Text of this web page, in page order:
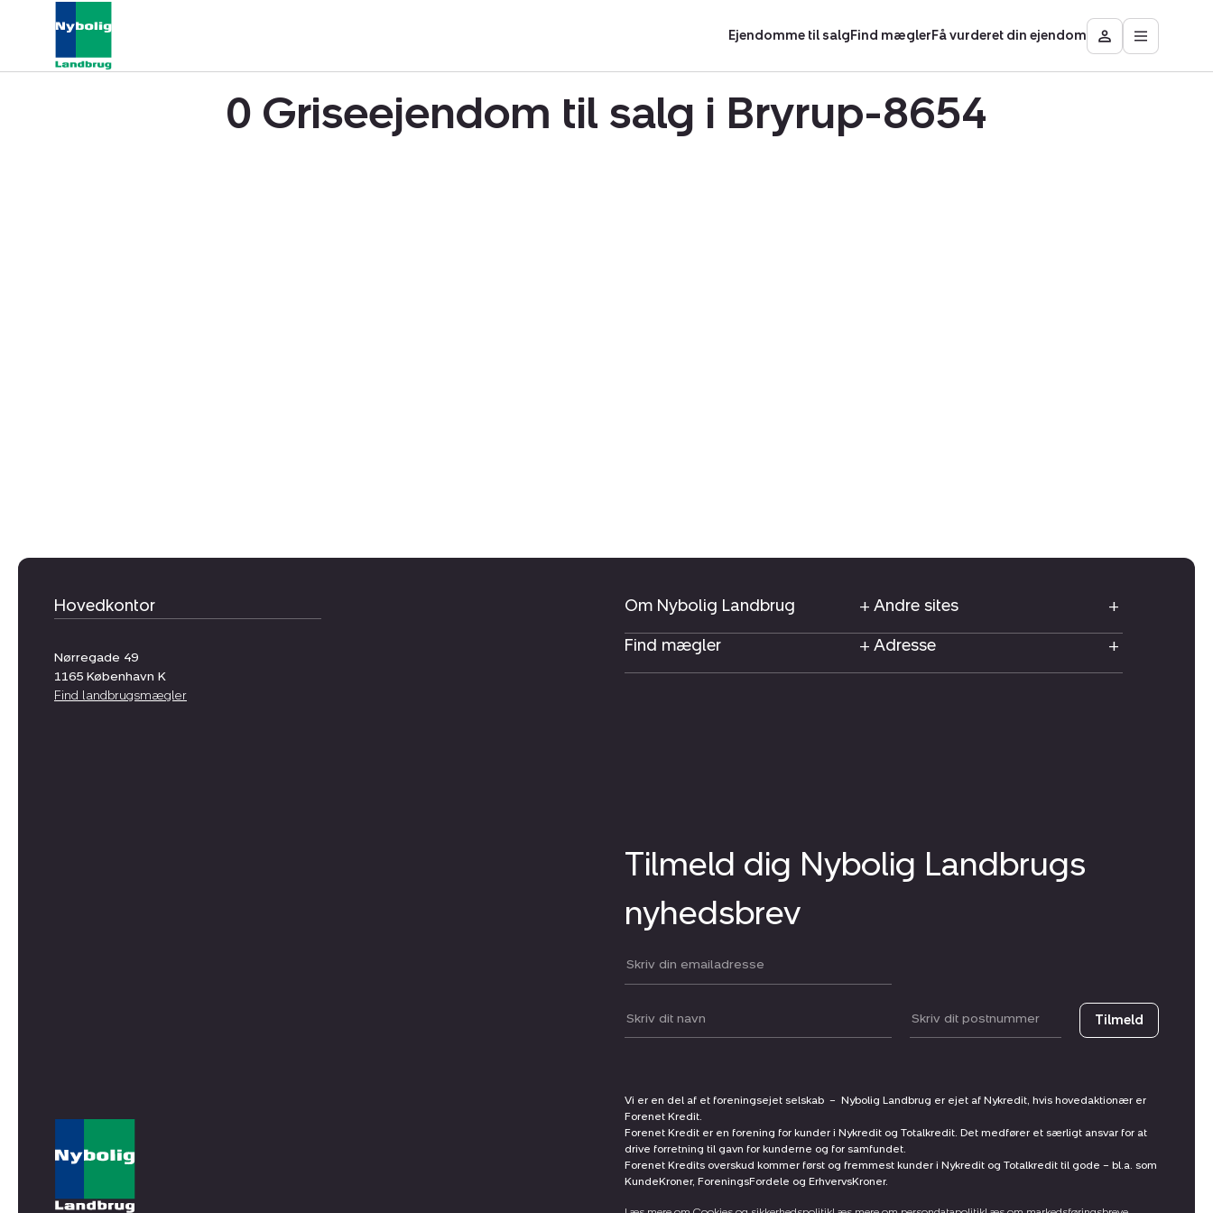
Ejendomme til salgFind mæglerFå vurderet din ejendom
Besøg
Mit
Åbn
0 Griseejendom til salg i Bryrup-8654
Hovedkontor
Nørregade 49
1165 København K
Find landbrugsmægler
Om Nybolig Landbrug
Andre sites
Find mægler
Adresse
Tilmeld dig Nybolig Landbrugs
nyhedsbrev
Din email:
Dit navn: Postnummer Tilmeld
Vi er en del af et foreningsejet selskab – Nybolig Landbrug er ejet af Nykredit, hvis hovedaktionær er
Forenet Kredit.
Forenet Kredit er en forening for kunder i Nykredit og Totalkredit. Det medfører et særligt ansvar for at
drive forretning til gavn for kunderne og for samfundet.
Forenet Kredits overskud kommer først og fremmest kunder i Nykredit og Totalkredit til gode – bl.a. som
KundeKroner, ForeningsFordele og ErhvervsKroner.